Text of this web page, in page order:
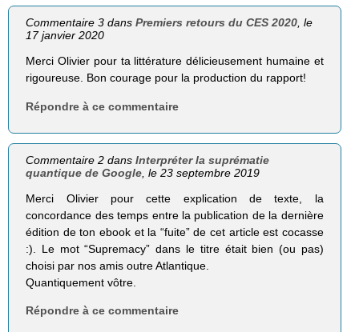
Commentaire 3 dansPremiers retours du CES 2020, le
17 janvier 2020
Merci Olivier pour ta littérature délicieusement humaine et
rigoureuse. Bon courage pour la production du rapport!
Répondre à ce commentaire
Commentaire 2 dansInterpréter la suprématie
quantique de Google , le 23 septembre 2019
Merci Olivier pour cette explication de texte, la
concordance des temps entre la publication de la dernière
édition de ton ebook et la “fuite” de cet article est cocasse
:). Le mot “Supremacy” dans le titre était bien (ou pas)
choisi par nos amis outre Atlantique.
Quantiquement vôtre.
Répondre à ce commentaire